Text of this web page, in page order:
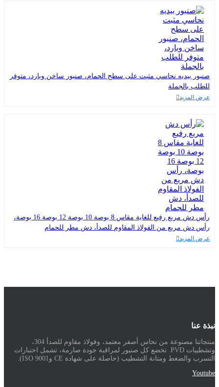
صنبور بيديه نحاسي مثبت على سطح الحمام، صنبور ساخن وبارد، متوفر
للطلب بالجملة
عرض المزيد
رأس دش مربع رفيع للغاية مقاس 8 بوصة 10 بوصة 12 بوصة 16 بوصة،
رأس دش مربع من الفولاذ المقاوم للصدأ، دش مطر للحمام
عرض المزيد
نبذة عنا
منتجاتنا مصنوعة من نحاس أصفر معتمد، وفولاذ مقاوم للصدأ 304،
وتشطيبات PVD. تخضع كل صنبور لمراقبة جودة صارمة، تشمل اختبارات
التسرب والضغط ومتانة التشطيب (حاصلة على شهادة CE وISO 9001).
Youtube